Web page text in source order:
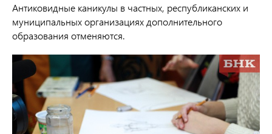
Антиковидные каникулы в частных, республиканских и
муниципальных организациях дополнительного
образования отменяются.